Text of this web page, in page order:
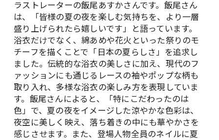
ラストレーターの飯尾あすかさんです。飯尾さん
は、「皆様の夏の夜を楽しむ気持ちを、より一層
盛り上げられたら嬉しいです」と語っています。
浴衣だけでなく、綿あめや花火といった祭りのモ
チーフを描くことで「日本の夏らしさ」を追求し
ました。伝統的な浴衣の美しさに加え、現代のフ
ァッションにも通じるレースの袖やポップな柄も
取り入れ、多様な浴衣の楽しみ方を表現していま
す。飯尾さんによると、「特にこだわったのは
色」で、夏の夜をイメージした涼やかな色彩は、
夜空に美しく映え、落ち着きの中にも華やかさを
感じさせます。また、登場人物全員のネイルに夏